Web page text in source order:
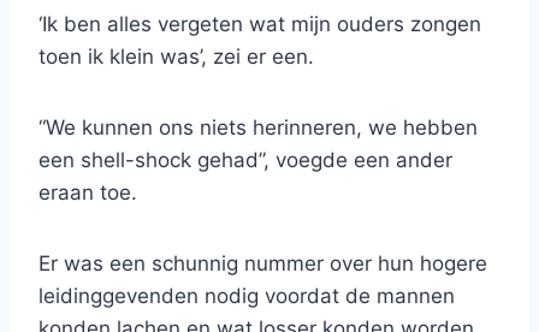
‘Ik ben alles vergeten wat mijn ouders zongen
toen ik klein was’, zei er een.
“We kunnen ons niets herinneren, we hebben
een shell-shock gehad”, voegde een ander
eraan toe.
Er was een schunnig nummer over hun hogere
leidinggevenden nodig voordat de mannen